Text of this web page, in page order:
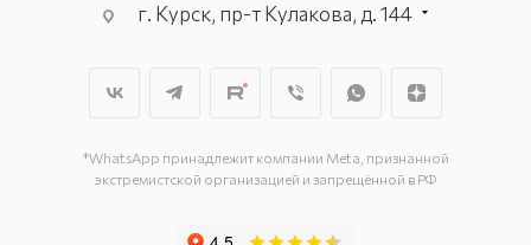
г. Курск, пр-т Кулакова, д. 144
г. Курск, ул. Карла Маркса, д. 68
*WhatsApp принадлежит компании Meta, признанной
экстремистской организацией и запрещённой в РФ